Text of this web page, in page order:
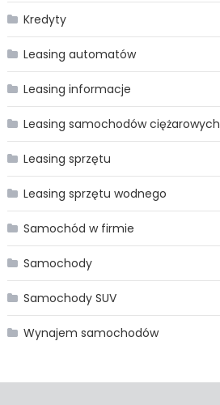
Kredyty
Leasing automatów
Leasing informacje
Leasing samochodów ciężarowych
Leasing sprzętu
Leasing sprzętu wodnego
Samochód w firmie
Samochody
Samochody SUV
Wynajem samochodów